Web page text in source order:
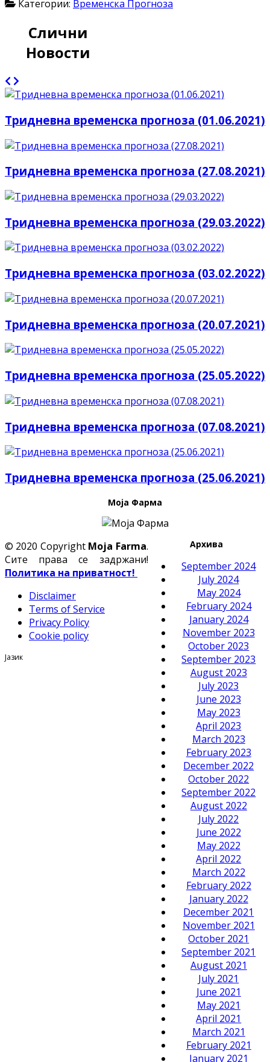
Категории: Временска Прогноза
Слични
Новости
Тридневна временска прогноза (01.06.2021)
Тридневна временска прогноза (27.08.2021)
Тридневна временска прогноза (29.03.2022)
Тридневна временска прогноза (03.02.2022)
Тридневна временска прогноза (20.07.2021)
Тридневна временска прогноза (25.05.2022)
Тридневна временска прогноза (07.08.2021)
Тридневна временска прогноза (25.06.2021)
Моја Фарма
Архива
September 2024
July 2024
May 2024
February 2024
January 2024
November 2023
October 2023
September 2023
August 2023
July 2023
June 2023
May 2023
April 2023
March 2023
February 2023
December 2022
October 2022
September 2022
August 2022
July 2022
June 2022
May 2022
April 2022
March 2022
February 2022
January 2022
December 2021
November 2021
October 2021
September 2021
August 2021
July 2021
June 2021
May 2021
April 2021
March 2021
February 2021
January 2021
© 2020 Copyright Moja Farma.
Сите права се задржани!
Политика на приватност!
Disclaimer
Terms of Service
Privacy Policy
Cookie policy
Јазик